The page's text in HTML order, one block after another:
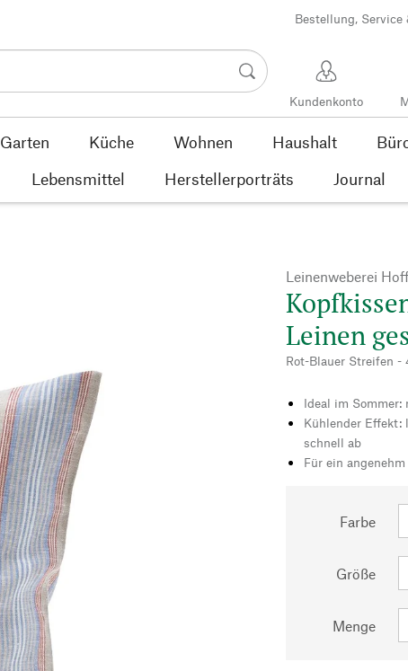
Bestellung, Service
Kundenkonto
Garten Küche Wohnen Haushalt
Lebensmittel Herstellerporträts Journal
Leinenweberei
Leinen
Rot-Blauer Streifen -
Ideal im Sommer:
Kühlender
schnell ab
Für ein
Farbe
Größe
Menge